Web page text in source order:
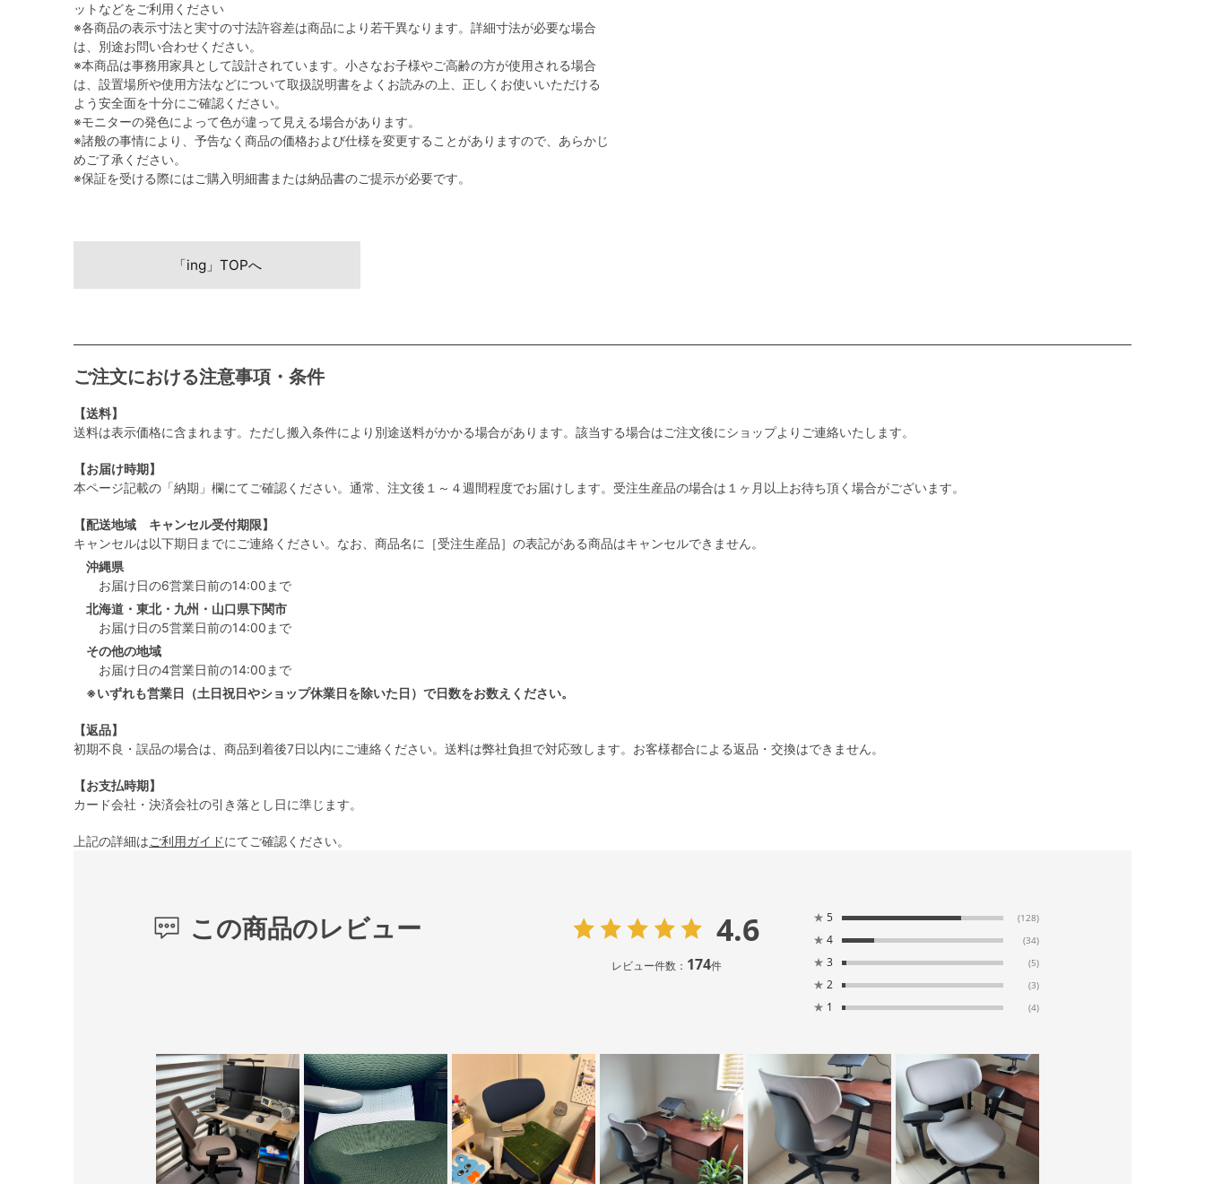
ットなどをご利用ください
※各商品の表示寸法と実寸の寸法許容差は商品により若干異なります。詳細寸法が必要な場合
は、別途お問い合わせください。
※本商品は事務用家具として設計されています。小さなお子様やご高齢の方が使用される場合
は、設置場所や使用方法などについて取扱説明書をよくお読みの上、正しくお使いいただける
よう安全面を十分にご確認ください。
※モニターの発色によって色が違って見える場合があります。
※諸般の事情により、予告なく商品の価格および仕様を変更することがありますので、あらかじ
めご了承ください。
※保証を受ける際にはご購入明細書または納品書のご提示が必要です。
「ing」TOPへ
ご注文における注意事項・条件
【送料】
送料は表示価格に含まれます。ただし搬入条件により別途送料がかかる場合があります。該当する場合はご注文後にショップよりご連絡いたします。
【お届け時期】
本ページ記載の「納期」欄にてご確認ください。通常、注文後１～４週間程度でお届けします。受注生産品の場合は１ヶ月以上お待ち頂く場合がございます。
【配送地域 キャンセル受付期限】
キャンセルは以下期日までにご連絡ください。なお、商品名に［受注生産品］の表記がある商品はキャンセルできません。
沖縄県
お届け日の6営業日前の14:00まで
北海道・東北・九州・山口県下関市
お届け日の5営業日前の14:00まで
その他の地域
お届け日の4営業日前の14:00まで
※いずれも営業日（土日祝日やショップ休業日を除いた日）で日数をお数えください。
【返品】
初期不良・誤品の場合は、商品到着後7日以内にご連絡ください。送料は弊社負担で対応致します。お客様都合による返品・交換はできません。
【お支払時期】
カード会社・決済会社の引き落とし日に準じます。
上記の詳細はご利用ガイドにてご確認ください。
この商品のレビュー 4.6
レビュー件数： 174件
★ 5 (128)
★ 4 (34)
★ 3 (5)
★ 2 (3)
★ 1 (4)